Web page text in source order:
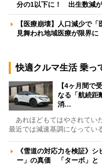
分の1以下に！ 出生数減
【医療崩壊】人口減少で
見舞われ地域医療が限界
快適クルマ生活 乗っ
【4ヶ月間で
なる「航続距
消…
あれほどもてはやされてい
最近では減速基調になってい
《雪道の対応力を検証》
ー」の真価 「ターボ」と